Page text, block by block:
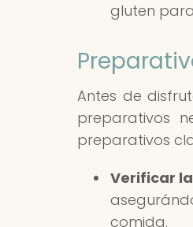
gluten
Antes de
preparativos
preparativos
Verificar
comida.